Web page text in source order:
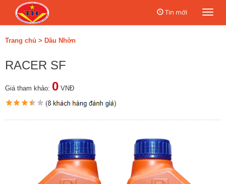
Tin mới
Trang chủ > Dầu Nhờn
RACER SF
Giá tham khảo: 0 VNĐ